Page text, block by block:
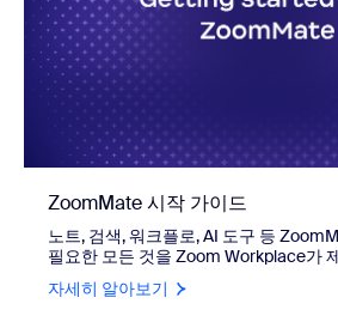
ZoomMate 시작 가이드
노트, 검색, 워크플로, AI 도구 등
필요한 모든 것을 Zoom Workplace가
자세히 알아보기